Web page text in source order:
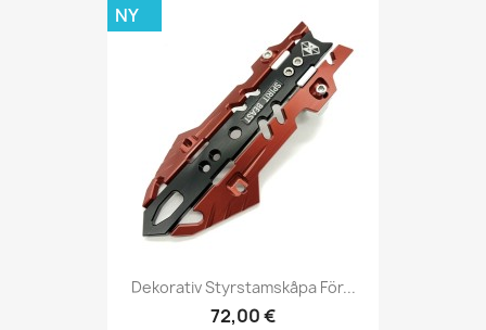
Dekorativ Styrstamskåpa För...
72,00 €
NY